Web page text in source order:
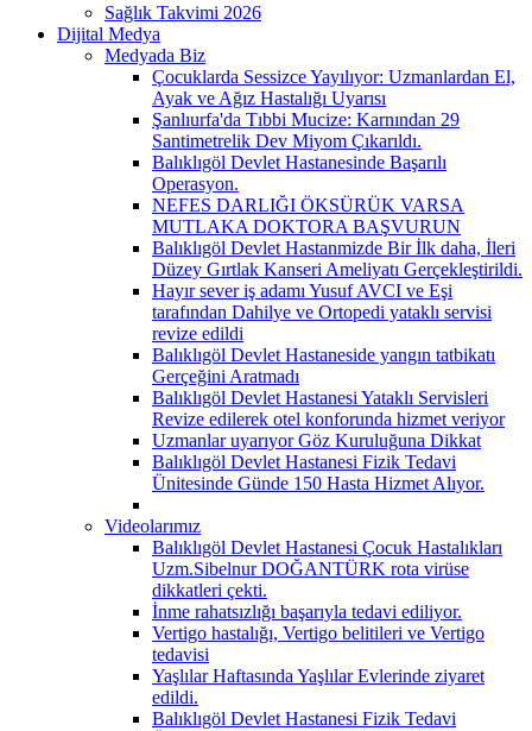
Sağlık Takvimi 2026
Dijital Medya
Medyada Biz
Çocuklarda Sessizce Yayılıyor: Uzmanlardan El,
Ayak ve Ağız Hastalığı Uyarısı
Şanlıurfa'da Tıbbi Mucize: Karnından 29
Santimetrelik Dev Miyom Çıkarıldı.
Balıklıgöl Devlet Hastanesinde Başarılı
Operasyon.
NEFES DARLIĞI ÖKSÜRÜK VARSA
MUTLAKA DOKTORA BAŞVURUN
Balıklıgöl Devlet Hastanmizde Bir İlk daha, İleri
Düzey Gırtlak Kanseri Ameliyatı Gerçekleştirildi.
Hayır sever iş adamı Yusuf AVCI ve Eşi
tarafından Dahilye ve Ortopedi yataklı servisi
revize edildi
Balıklıgöl Devlet Hastaneside yangın tatbikatı
Gerçeğini Aratmadı
Balıklıgöl Devlet Hastanesi Yataklı Servisleri
Revize edilerek otel konforunda hizmet veriyor
Uzmanlar uyarıyor Göz Kuruluğuna Dikkat
Balıklıgöl Devlet Hastanesi Fizik Tedavi
Ünitesinde Günde 150 Hasta Hizmet Alıyor.
Videolarımız
Balıklıgöl Devlet Hastanesi Çocuk Hastalıkları
Uzm.Sibelnur DOĞANTÜRK rota virüse
dikkatleri çekti.
İnme rahatsızlığı başarıyla tedavi ediliyor.
Vertigo hastalığı, Vertigo belitileri ve Vertigo
tedavisi
Yaşlılar Haftasında Yaşlılar Evlerinde ziyaret
edildi.
Balıklıgöl Devlet Hastanesi Fizik Tedavi